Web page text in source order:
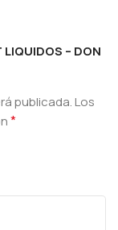
– DON
publicada.Los
*